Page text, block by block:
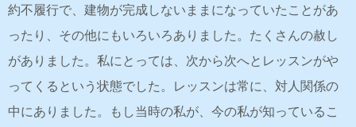
約不履行で、建物が完成しないままになっていたことがあ
ったり、その他にもいろいろありました。たくさんの赦し
がありました。私にとっては、次から次へとレッスンがや
ってくるという状態でした。レッスンは常に、対人関係の
中にありました。もし当時の私が、今の私が知っているこ